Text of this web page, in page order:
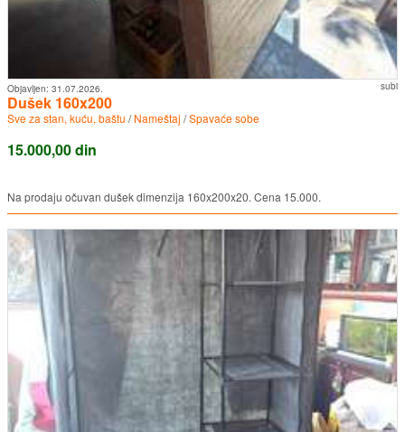
subi
Objavljen: 31.07.2026.
Dušek 160x200
Sve za stan, kuću, baštu /Nameštaj /Spavaće sobe
15.000,00 din
Na prodaju očuvan dušek dimenzija 160x200x20. Cena 15.000.